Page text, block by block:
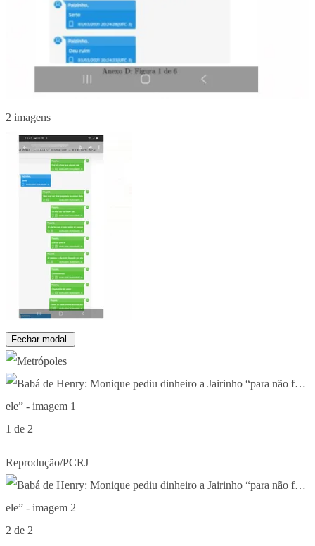
2 imagens
Fechar modal.
1 de 2
Reprodução/PCRJ
2 de 2